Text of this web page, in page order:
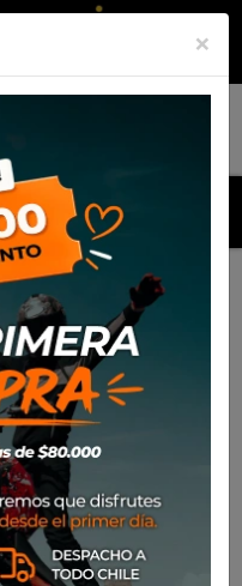
Pantalon Spidi
×